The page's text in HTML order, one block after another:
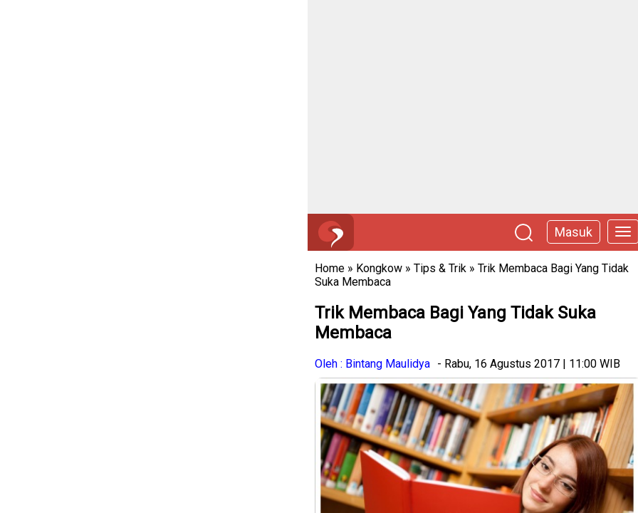
Masuk
Home » Kongkow » Tips & Trik » Trik Membaca Bagi Yang Tidak
Suka Membaca
Trik Membaca Bagi Yang Tidak Suka
Membaca
Oleh : Bintang Maulidya - Rabu, 16 Agustus 2017 | 11:00 WIB